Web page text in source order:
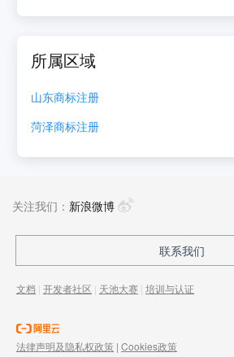
所属区域
山东商标注册
菏泽商标注册